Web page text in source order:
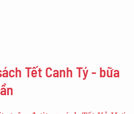
Tết Canh Tý - bữa